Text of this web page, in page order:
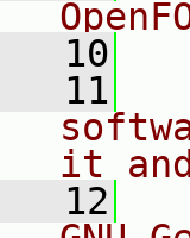
10
11
it
12